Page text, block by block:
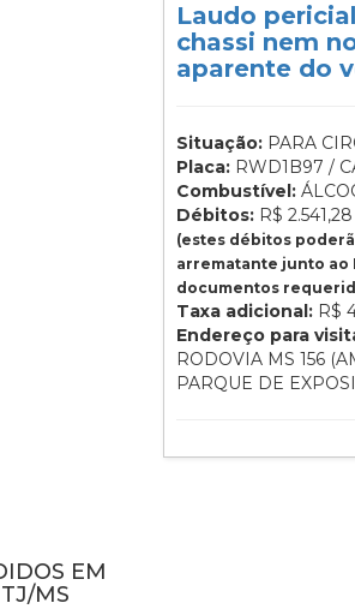
Laudo
chassi nem
aparente do
Situação: PARA
Placa: RWD1B97 /
Combustível:
Débitos: R$
(estes débitos
arrematante junto ao
documentos
Taxa adicional: R$
Endereço para
RODOVIA MS 156
PARQUE DE
EM
MS